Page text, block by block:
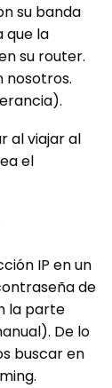
su banda
que la
su router.
nosotros.
al viajar al
el
IP en un
de
la parte
De lo
buscar en